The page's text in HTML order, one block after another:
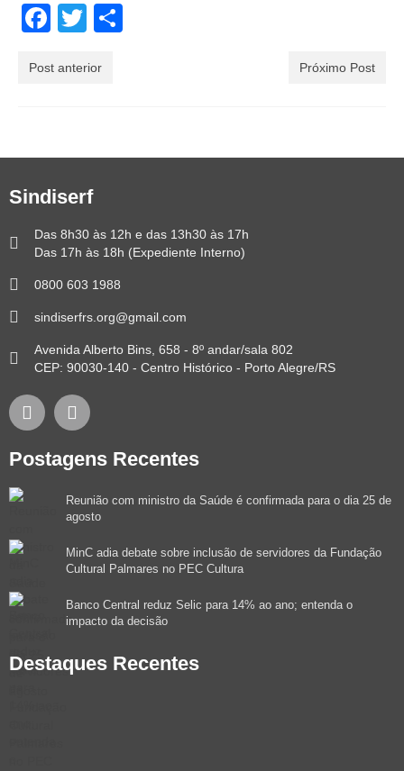
Facebook
Twitter
Post anterior Próximo Post
Sindiserf
Das 8h30 às 12h e das 13h30 às 17h
Das 17h às 18h (Expediente Interno)
0800 603 1988
sindiserfrs.org@gmail.com
Avenida Alberto Bins, 658 - 8º andar/sala 802
CEP: 90030-140 - Centro Histórico - Porto Alegre/RS
Postagens Recentes
Reunião com ministro da Saúde é confirmada para o dia 25 de
agosto
MinC adia debate sobre inclusão de servidores da Fundação
Cultural Palmares no PEC Cultura
Banco Central reduz Selic para 14% ao ano; entenda o
impacto da decisão
Destaques Recentes